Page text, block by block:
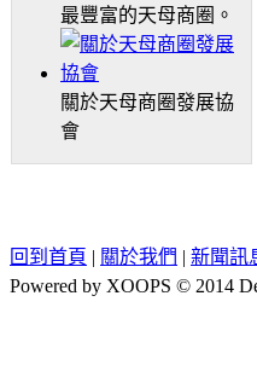
最豐富的天母商圈。
關於天母商圈發展協
會
回到首頁 | 關於我們 | 新聞訊
Powered by XOOPS © 2014